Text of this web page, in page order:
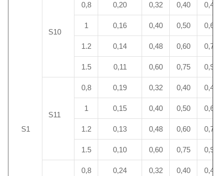
S1
S10
0,8 0,20 0,32 0,40 0,48
1 0,16 0,40 0,50 0,60
1.2 0,14 0,48 0,60 0,72
1.5 0,11 0,60 0,75 0,90
S11
0,8 0,19 0,32 0,40 0,48
1 0,15 0,40 0,50 0,60
1.2 0,13 0,48 0,60 0,72
1.5 0,10 0,60 0,75 0,90
0,8 0,24 0,32 0,40 0,48